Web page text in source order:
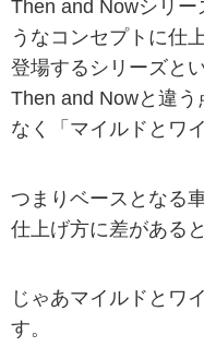
Then and Nowシリー
うなコンセプトに仕
登場するシリーズと
Then and Nowと違
なく「マイルドとワ
つまりベースとなる
仕上げ方に差がある
じゃあマイルドとワ
す。